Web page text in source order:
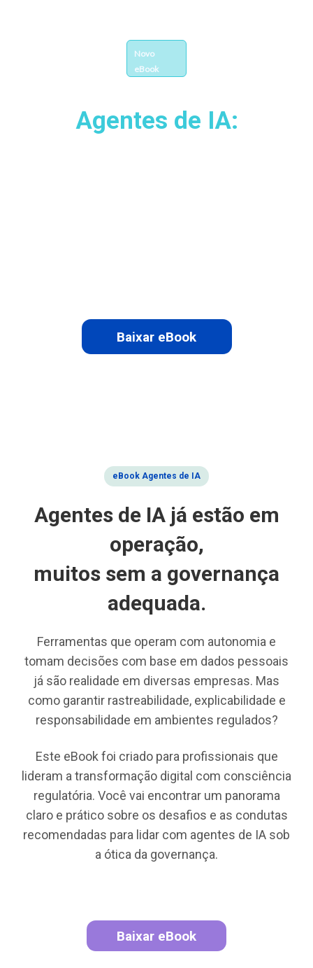
Novo
eBook
Agentes de IA:
Baixar eBook
eBook Agentes de IA
Agentes de IA já estão em
operação,
muitos sem a governança
adequada.
Ferramentas que operam com autonomia e
tomam decisões com base em dados pessoais
já são realidade em diversas empresas. Mas
como garantir rastreabilidade, explicabilidade e
responsabilidade em ambientes regulados?
Este eBook foi criado para profissionais que
lideram a transformação digital com consciência
regulatória. Você vai encontrar um panorama
claro e prático sobre os desafios e as condutas
recomendadas para lidar com agentes de IA sob
a ótica da governança.
Baixar eBook